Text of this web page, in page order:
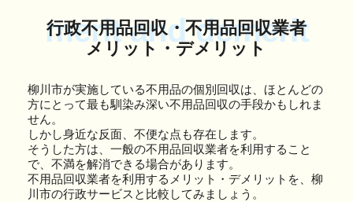
merit and demerit
行政不用品回収・不用品回収業者
メリット・デメリット
柳川市が実施している不用品の個別回収は、ほとんどの
方にとって最も馴染み深い不用品回収の手段かもしれま
せん。
しかし身近な反面、不便な点も存在します。
そうした方は、一般の不用品回収業者を利用すること
で、不満を解消できる場合があります。
不用品回収業者を利用するメリット・デメリットを、柳
川市の行政サービスと比較してみましょう。